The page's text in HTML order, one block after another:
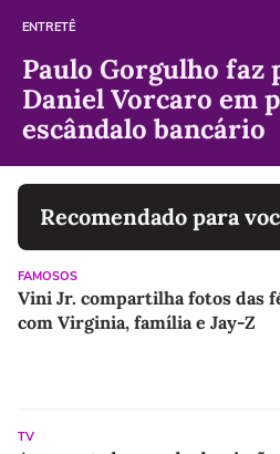
ENTRETÊ
Paulo Gorgulho faz
Daniel Vorcaro em
escândalo bancário
Recomendado para
FAMOSOS
Vini Jr. compartilha fotos das
com Virginia, família e Jay-Z
TV